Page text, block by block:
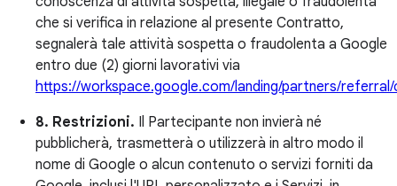
che si verifica in relazione al presente Contratto,
segnalerà tale attività sospetta o fraudolenta a Google
entro due (2) giorni lavorativi via
https://workspace.google.com/landing/partners/
8. Restrizioni. Il Partecipante non invierà né
pubblicherà, trasmetterà o utilizzerà in altro modo il
nome di Google o alcun contenuto o servizi forniti da